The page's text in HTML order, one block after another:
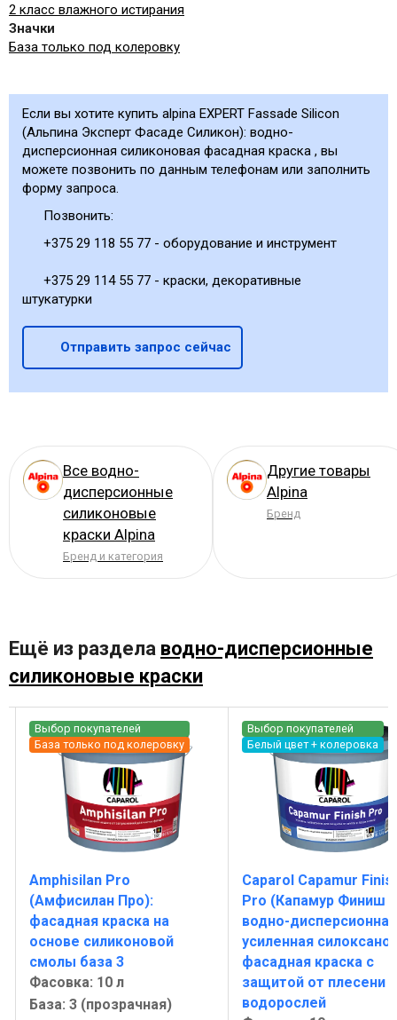
2 класс влажного истирания
Значки
База только под колеровку
Если вы хотите купить аlpina EXPERT Fassade Silicon
(Альпина Эксперт Фасаде Силикон): водно-
дисперсионная силиконовая фасадная краска , вы
можете позвонить по данным телефонам или заполнить
форму запроса.
Позвонить:
+375 29 118 55 77 - оборудование и инструмент
+375 29 114 55 77 - краски, декоративные
штукатурки
Отправить запрос сейчас
Все водно-
дисперсионные
силиконовые
краски Alpina
Бренд и категория
Другие товары
Alpina
Бренд
Ещё из раздела водно-дисперсионные
силиконовые краски
Выбор покупателей
База только под колеровку
Amphisilan Pro
(Амфисилан Про):
фасадная краска на
основе силиконовой
смолы база 3
Фасовка: 10 л
База: 3 (прозрачная)
Выбор покупателей
Белый цвет + колеровка
Caparol Capamur
Pro (Капамур Финиш
водно-дисперсионная
усиленная
фасадная краска с
защитой от плесени и
водорослей